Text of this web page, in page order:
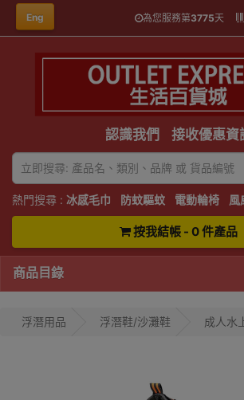
Eng 為您服務第3775天
認識我們 接收優惠資
熱門搜尋 : 冰感毛巾 防蚊驅蚊 電動輪椅 風
按我結帳 - 0 件產品
商品目錄
浮潛用品 浮潛鞋/沙灘鞋 成人水